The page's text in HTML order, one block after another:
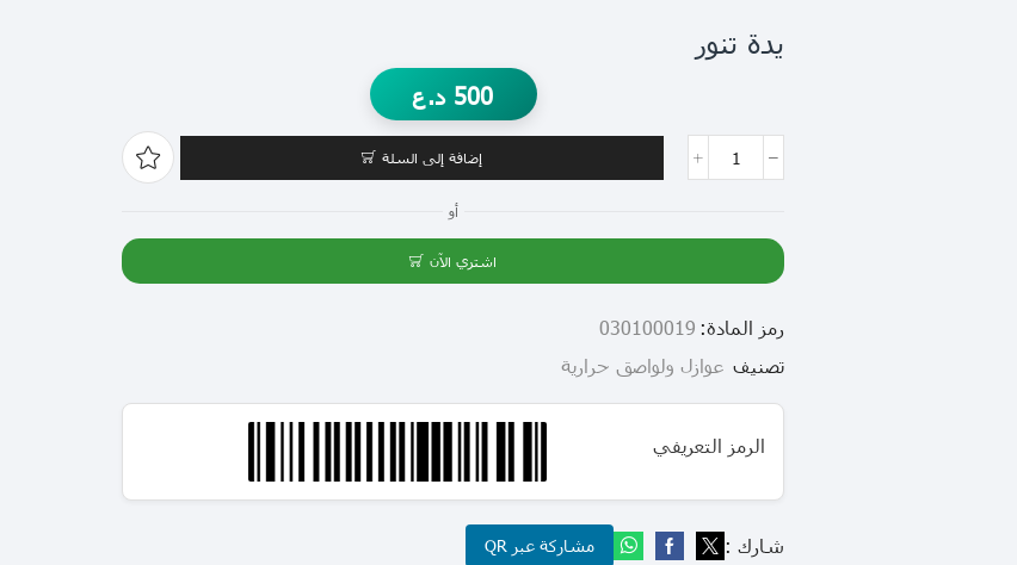
يدة تنور
500 د.ع
إضافة إلى السلة
أو
اشتري الآن
رمز المادة: 030100019
تصنيف عوازل ولواصق حرارية
الرمز التعريفي
شارك : مشاركة عبر QR